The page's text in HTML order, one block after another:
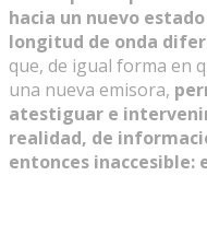
hacia un nuevo estado
longitud de onda
que, de igual forma en
una nueva emisora,
atestiguar e
realidad, de
entonces inaccesible: